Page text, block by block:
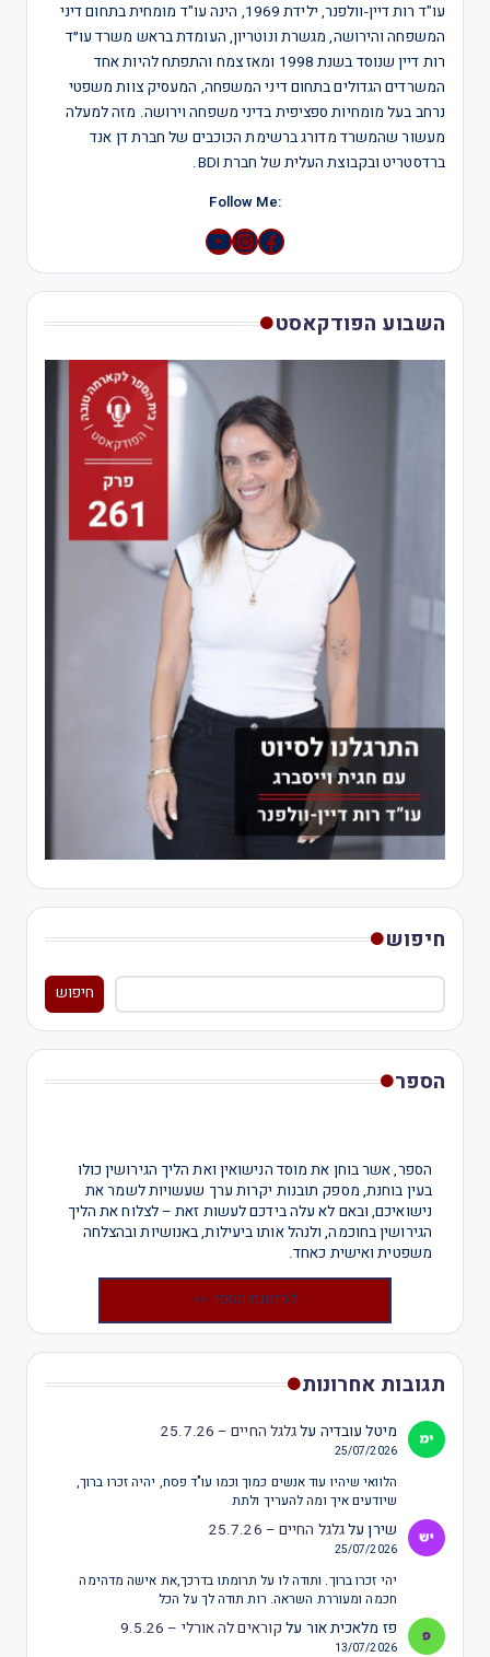
עו"ד רות דיין-וולפנר, ילידת 1969, הינה עו"ד מומחית בתחום דיני
המשפחה והירושה, מגשרת ונוטריון, העומדת בראש משרד עו״ד
רות דיין שנוסד בשנת 1998 ומאז צמח והתפתח להיות אחד
המשרדים הגדולים בתחום דיני המשפחה, המעסיק צוות משפטי
נרחב בעל מומחיות ספציפית בדיני משפחה וירושה. מזה למעלה
מעשור שהמשרד מדורג ברשימת הכוכבים של חברת דן אנד
ברדסטריט ובקבוצת העלית של חברת BDI.
:Follow Me
Instagram
YouTube
השבוע הפודקאסט
חיפוש
חיפוש
הספר
הספר, אשר בוחן את מוסד הנישואין ואת הליך הגירושין כולו
בעין בוחנת, מספק תובנות יקרות ערך שעשויות לשמר את
נישואיכם, ובאם לא עלה בידכם לעשות זאת – לצלוח את הליך
הגירושין בחוכמה, ולנהל אותו ביעילות, באנושיות ובהצלחה
משפטית ואישית כאחד.
להזמנת הספר >>
תגובות אחרונות
מיטל עובדיה עלגלגל החיים – 25.7.26
25/07/2026
הלוואי שיהיו עוד אנשים כמוך וכמו עו"ד פסח, יהיה זכרו ברוך,
שיודעים איך ומה להעריך ולתת
שירןעלגלגל החיים – 25.7.26
25/07/2026
יהי זכרו ברוך. ותודה לו על תרומתו בדרכך,את אישה מדהימה
חכמה ומעוררת השראה. רות תודה לך על הכל
פז מלאכית אור על קוראים לה אורלי – 9.5.26
13/07/2026